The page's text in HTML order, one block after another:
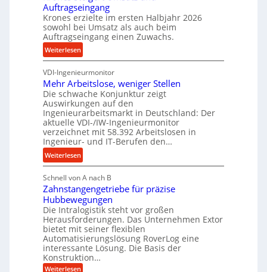
o
z
e
s
s
t
r
i
e
b
u
n
d
H
y
d
r
a
u
l
i
m
V
e
r
g
l
z
i
s
e
u
n
d
l
a
n
g
l
e
b
i
g
e
K
u
g
e
l
g
e
Auftragseingang
Krones erzielte im ersten Halbjahr 2026
sowohl bei Umsatz als auch beim
Auftragseingang einen Zuwachs.
Weiterlesen:
K
r
o
n
e
s
s
t
e
i
g
r
t
U
m
s
a
t
VDI-Ingenieurmonitor
Mehr Arbeitslose, weniger Stellen
Die schwache Konjunktur zeigt
Auswirkungen auf den
Ingenieurarbeitsmarkt in Deutschland: Der
aktuelle VDI-/IW-Ingenieurmonitor
verzeichnet mit 58.392 Arbeitslosen in
Ingenieur- und IT-Berufen den…
Weiterlesen:
M
e
h
r
A
r
b
e
i
t
Schnell von A nach B
Zahnstangengetriebe für präzise
Hubbewegungen
Die Intralogistik steht vor großen
Herausforderungen. Das Unternehmen Extor
bietet mit seiner flexiblen
Automatisierungslösung RoverLog eine
interessante Lösung. Die Basis der
Konstruktion…
Weiterlesen: